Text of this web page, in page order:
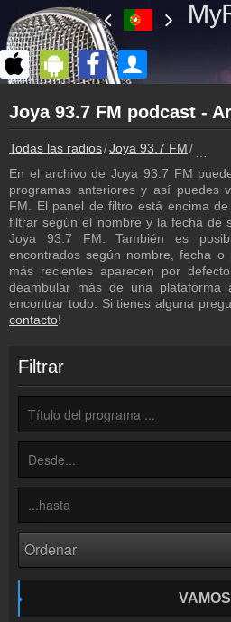
myradioenvivo.mx
Joya 93.7 FM
Atrás a la página de Joya 93.7 FM
Inicio de sesión
¡Crea una cuenta propia!
Lista de canciones
Descubre lo que ha sonado hasta
Programación
Los programas de Joya 93.7 FM
Noticias
Contacto
¡Escríbenos!
Colaboración
¡Envía tu radio!
Inclúyelo a tu sitio web
Todas las radios Joya 93.7 FM
En el archivo de Joya 93.7 FM
programas anteriores y así puedes
FM. El panel de filtro está encima
filtrar según el nombre y la fecha de
Joya 93.7 FM. También es
encontrados según nombre, fecha o
más recientes aparecen por
deambular más de una
encontrar todo. Si tienes alguna
contacto!
Filtrar
VAMOS